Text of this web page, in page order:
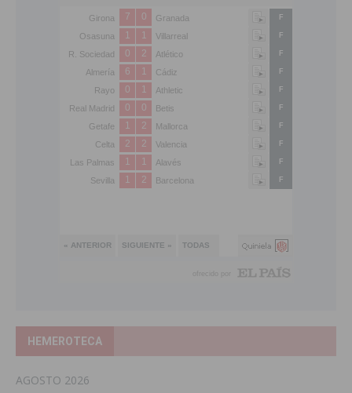
HEMEROTECA
AGOSTO 2026